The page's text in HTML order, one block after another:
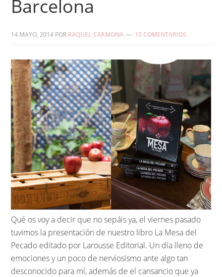
Barcelona
14 MAYO, 2014 POR RAQUEL CARMONA 10 COMENTARIOS
Qué os voy a decir que no sepáis ya, el viernes pasado
tuvimos la presentación de nuestro libro La Mesa del
Pecado editado por Larousse Editorial. Un día lleno de
emociones y un poco de nerviosismo ante algo tan
desconocido para mí, además de el cansancio que ya